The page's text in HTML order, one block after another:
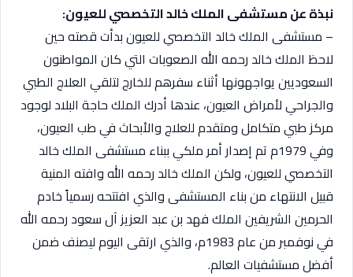
نبذة عن مستشفى الملك خالد التخصصي للعيون:
– مستشفى الملك خالد التخصصي للعيون بدأت قصته حين
لاحظ الملك خالد رحمه الله الصعوبات التي كان المواطنون
السعوديين يواجهونها أثناء سفرهم للخارج لتلقي العلاج الطبي
والجراحي لأمراض العيون، عندها أدرك الملك حاجة البلاد لوجود
مركز طبي متكامل ومتقدم للعلاج والأبحاث في طب العيون،
وفي 1979م تم إصدار أمر ملكي ببناء مستشفى الملك خالد
التخصصي للعيون، ولكن الملك خالد رحمه الله وافته المنية
قبيل الانتهاء من بناء المستشفى والذي افتتحه رسمياً خادم
الحرمين الشريفين الملك فهد بن عبد العزيز آل سعود رحمه الله
في نوفمبر من عام 1983م، والذي ارتقى اليوم ليصنف ضمن
أفضل مستشفيات العالم.